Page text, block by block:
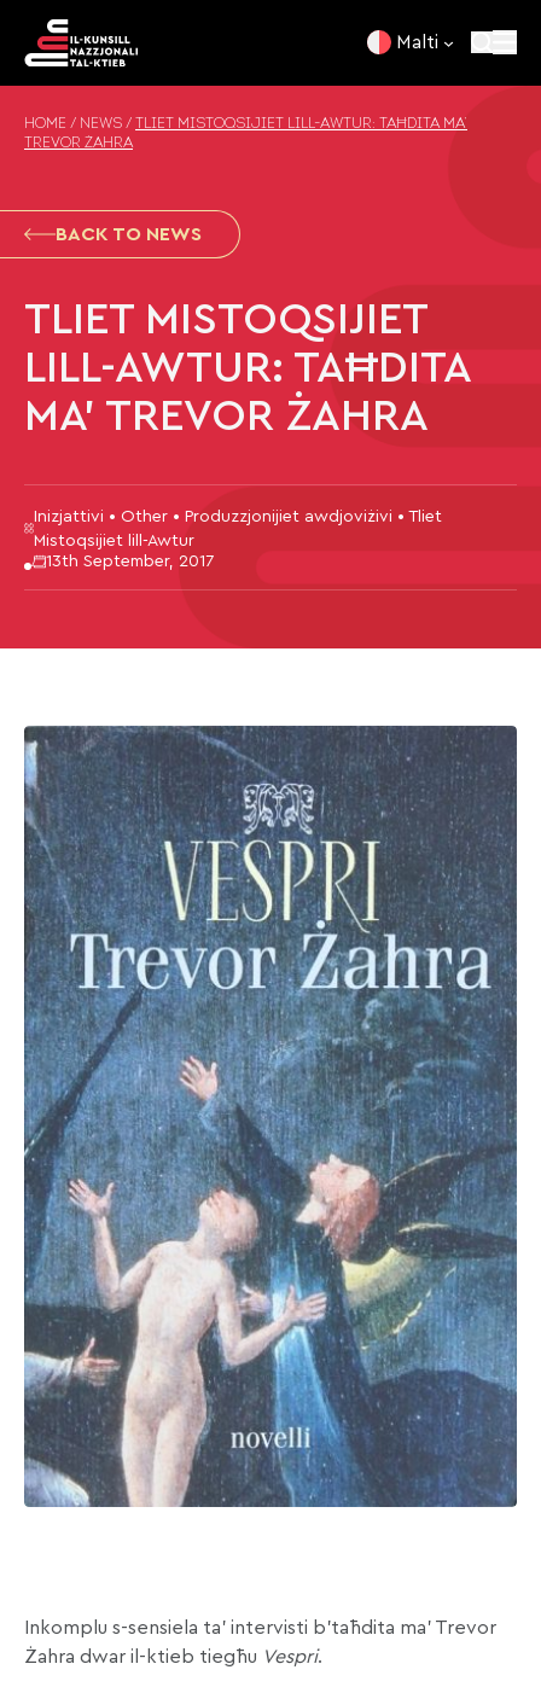
Malti
HOME / NEWS /
TLIET MISTOQSIJIET LILL-AWTUR: TAĦDITA MA’
TREVOR ŻAHRA
BACK TO NEWS
TLIET MISTOQSIJIET
LILL-AWTUR: TAĦDITA
MA’ TREVOR ŻAHRA
Inizjattivi • Other • Produzzjonijiet awdjoviżivi • Tliet
Mistoqsijiet lill-Awtur
13th September, 2017
Inkomplu s-sensiela ta’ intervisti b’taħdita ma’ Trevor
Żahra dwar il-ktieb tiegħu Vespri.